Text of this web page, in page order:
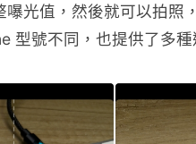
光值，然後就可以拍照
型號不同，也提供了多種